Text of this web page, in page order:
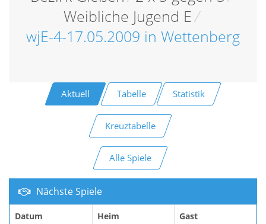
Weibliche Jugend E/
wjE-4-17.05.2009 in Wettenberg
Aktuell Tabelle Statistik
Kreuztabelle
Alle Spiele
Nächste Spiele
Datum Heim Gast